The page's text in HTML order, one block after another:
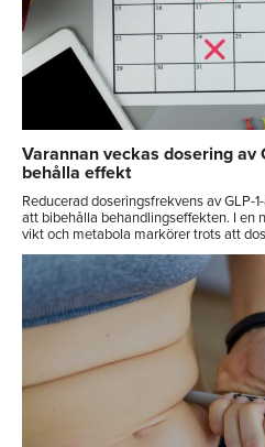
Varannan veckas dosering av
behålla effekt
Reducerad doseringsfrekvens av GLP-
att bibehålla behandlingseffekten. I en
vikt och metabola markörer trots att